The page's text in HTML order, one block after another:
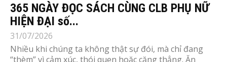
365 NGÀY ĐỌC SÁCH CÙNG CLB PHỤ NỮ
HIỆN ĐẠI số...
31/07/2026
Nhiều khi chúng ta không thật sự đói, mà chỉ đang
“thèm” vì cảm xúc, thói quen hoặc căng thẳng. Ăn